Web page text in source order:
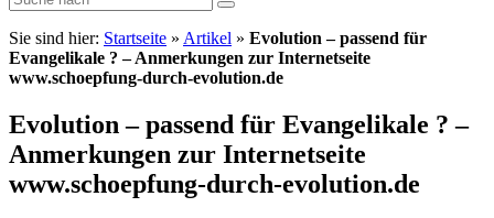
Sie sind hier: Startseite » Artikel » Evolution – passend für
Evangelikale ? – Anmerkungen zur Internetseite
www.schoepfung-durch-evolution.de
Evolution – passend für Evangelikale ? –
Anmerkungen zur Internetseite
www.schoepfung-durch-evolution.de